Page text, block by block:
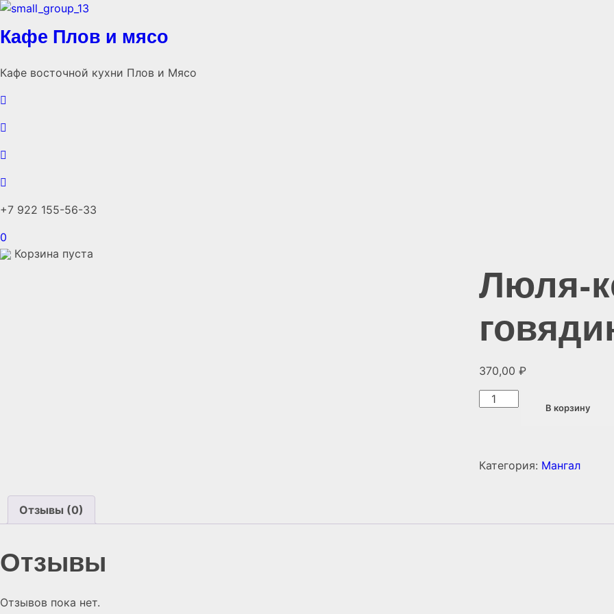
Кафе Плов и мясо
Кафе восточной кухни Плов и Мясо
+7 922 155-56-33
0
Корзина пуста
Люля-
370,00 ₽
Количество
из
В корзину
Категория: Мангал
Отзывы (0)
Отзывы
Отзывов пока нет.